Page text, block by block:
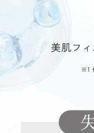
美肌フ
※1